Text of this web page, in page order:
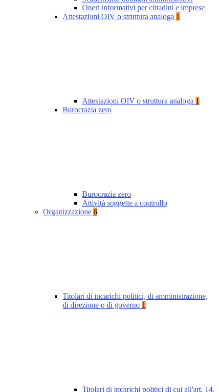
Oneri informativi per cittadini e imprese
Attestazioni OIV o struttura analoga 1
Attestazioni OIV o struttura analoga 1
Burocrazia zero
Burocrazia zero
Attività soggette a controllo
Organizzazione 6
Titolari di incarichi politici, di amministrazione,
di direzione o di governo 1
Titolari di incarichi politici di cui all'art. 14,